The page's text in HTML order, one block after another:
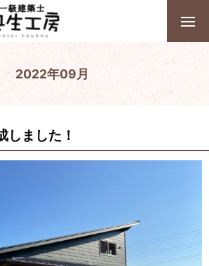
2022年09月
しました！